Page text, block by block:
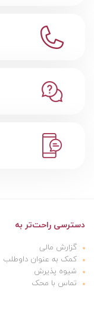
دسترسی راحت‌تر به
گزارش مالی
کمک به عنوان داوطلب
شیوه پذیرش
تماس با محک